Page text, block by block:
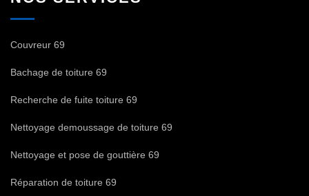
Couvreur 69
Bachage de toiture 69
Recherche de fuite toiture 69
Nettoyage demoussage de toiture 69
Nettoyage et pose de gouttière 69
Réparation de toiture 69